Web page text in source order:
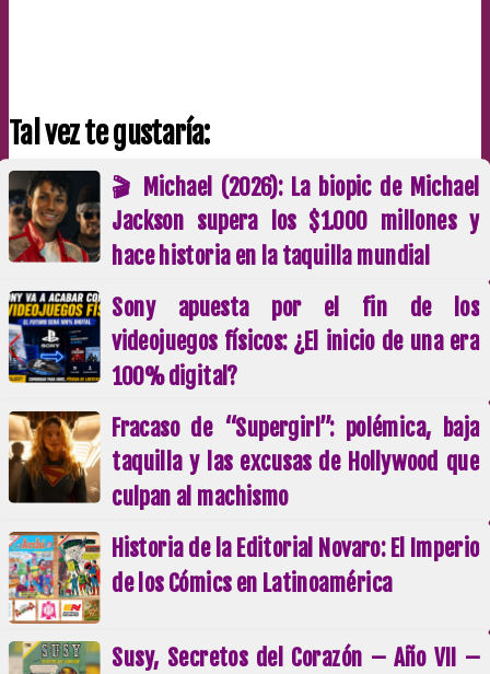
Tal vez te gustaría:
🎬 Michael (2026): La biopic de Michael
Jackson supera los $1.000 millones y
hace historia en la taquilla mundial
Sony apuesta por el fin de los
videojuegos físicos: ¿El inicio de una era
100% digital?
Fracaso de “Supergirl”: polémica, baja
taquilla y las excusas de Hollywood que
culpan al machismo
Historia de la Editorial Novaro: El Imperio
de los Cómics en Latinoamérica
Susy, Secretos del Corazón – Año VII –